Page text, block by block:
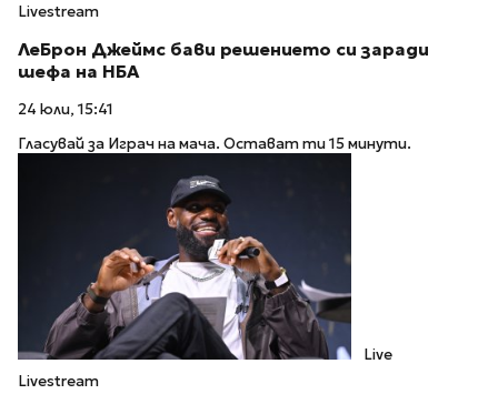
Livestream
ЛеБрон Джеймс бави решението си заради
шефа на НБА
24 юли, 15:41
Гласувай за Играч на мача. Остават ти 15 минути.
Live
Livestream